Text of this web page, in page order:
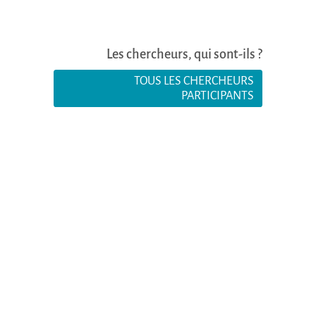
Les chercheurs, qui sont-ils ?
TOUS LES CHERCHEURS
PARTICIPANTS